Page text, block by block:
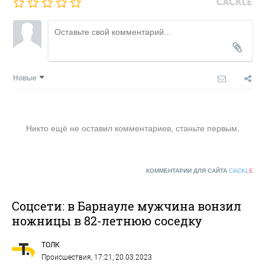
Новые
Никто ещё не оставил комментариев, станьте первым.
КОММЕНТАРИИ ДЛЯ САЙТА CACKL E
Соцсети: в Барнауле мужчина вонзил
ножницы в 82-летнюю соседку
ТОЛК
Происшествия, 17:21, 20.03.2023